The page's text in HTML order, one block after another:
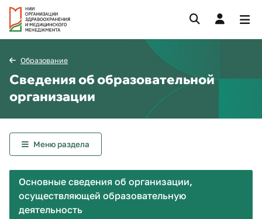
Образование
Сведения об образовательной
организации
Меню раздела
Основные сведения об организации,
осуществляющей образовательную
деятельность